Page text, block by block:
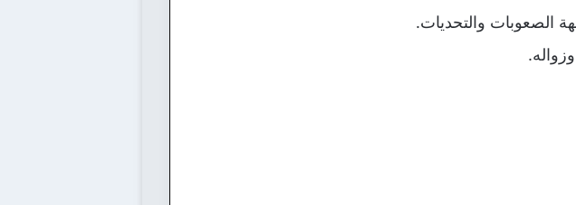
الصعوبات والتحديات.